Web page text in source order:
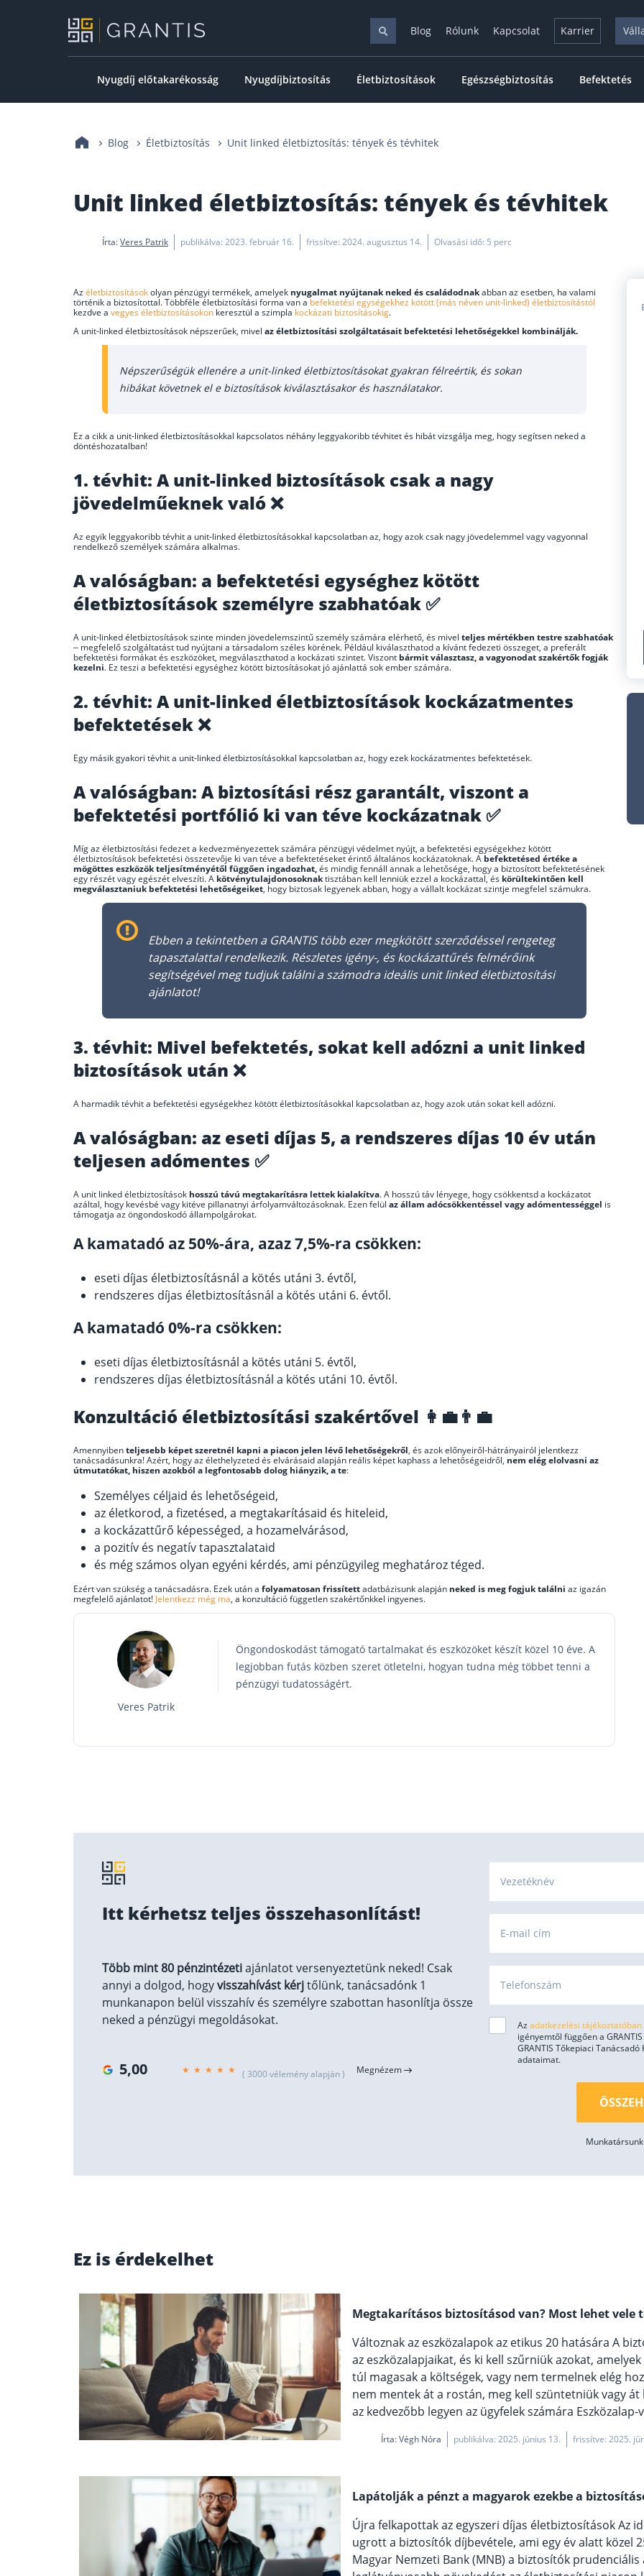
Blog Rólunk Kapcsolat Karrier
Nyugdíj előtakarékosság Nyugdíjbiztosítás Életbiztosítások Egészségbiztosítás Befektetés
Blog Életbiztosítás Unit linked életbiztosítás: tények és tévhitek
Unit linked életbiztosítás: tények és tévhitek
Írta:Veres Patrik publikálva: 2023. február 16. frissítve: 2024. augusztus 14. Olvasási idő: 5 perc
Azéletbiztosításokolyan pénzügyi termékek, amelyek nyugalmat nyújtanak neked és családodnakabban az esetben, ha valami
történik a biztosítottal. Többféle életbiztosítási forma van a befektetési egységekhez kötött (más néven unit-linked) életbiztosítástól
kezdve a vegyes életbiztosításokon keresztül a szimpla kockázati biztosításokig.
A unit-linked életbiztosítások népszerűek, mivel az életbiztosítási szolgáltatásait befektetési lehetőségekkel kombinálják.
Népszerűségük ellenére a unit-linked életbiztosításokat gyakran félreértik, és sokan
hibákat követnek el e biztosítások kiválasztásakor és használatakor.
Ez a cikk a unit-linked életbiztosításokkal kapcsolatos néhány leggyakoribb tévhitet és hibát vizsgálja meg, hogy segítsen neked a
döntéshozatalban!
1. tévhit: A unit-linked biztosítások csak a nagy
jövedelműeknek való ❌
Az egyik leggyakoribb tévhit a unit-linked életbiztosításokkal kapcsolatban az, hogy azok csak nagy jövedelemmel vagy vagyonnal
rendelkező személyek számára alkalmas.
A valóságban: a befektetési egységhez kötött
életbiztosítások személyre szabhatóak ✅
A unit-linked életbiztosítások szinte minden jövedelemszintű személy számára elérhető, és mivel teljes mértékben testre szabhatóak
– megfelelő szolgáltatást tud nyújtani a társadalom széles körének. Például kiválaszthatod a kívánt fedezeti összeget, a preferált
befektetési formákat és eszközöket, megválaszthatod a kockázati szintet. Viszont bármit választasz, a vagyonodat szakértők fogják
kezelni. Ez teszi a befektetési egységhez kötött biztosításokat jó ajánlattá sok ember számára.
2. tévhit: A unit-linked életbiztosítások kockázatmentes
befektetések ❌
Egy másik gyakori tévhit a unit-linked életbiztosításokkal kapcsolatban az, hogy ezek kockázatmentes befektetések.
A valóságban: A biztosítási rész garantált, viszont a
befektetési portfólió ki van téve kockázatnak ✅
Míg az életbiztosítási fedezet a kedvezményezettek számára pénzügyi védelmet nyújt, a befektetési egységekhez kötött
életbiztosítások befektetési összetevője ki van téve a befektetéseket érintő általános kockázatoknak. A befektetésed értéke a
mögöttes eszközök teljesítményétől függően ingadozhat,és mindig fennáll annak a lehetősége, hogy a biztosított befektetésének
egy részét vagy egészét elveszíti. A kötvénytulajdonosoknaktisztában kell lenniük ezzel a kockázattal, és körültekintően kell
megválasztaniuk befektetési lehetőségeiket, hogy biztosak legyenek abban, hogy a vállalt kockázat szintje megfelel számukra.
Ebben a tekintetben a GRANTIS több ezer megkötött szerződéssel rengeteg
tapasztalattal rendelkezik. Részletes igény-, és kockázattűrés felmérőink
segítségével meg tudjuk találni a számodra ideális unit linked életbiztosítási
ajánlatot!
3. tévhit: Mivel befektetés, sokat kell adózni a unit linked
biztosítások után ❌
A harmadik tévhit a befektetési egységekhez kötött életbiztosításokkal kapcsolatban az, hogy azok után sokat kell adózni.
A valóságban: az eseti díjas 5, a rendszeres díjas 10 év után
teljesen adómentes ✅
A unit linked életbiztosítások hosszú távú megtakarításra lettek kialakítva. A hosszú táv lényege, hogy csökkentsd a kockázatot
azáltal, hogy kevésbé vagy kitéve pillanatnyi árfolyamváltozásoknak. Ezen felül az állam adócsökkentéssel vagy adómentességgel is
támogatja az öngondoskodó állampolgárokat.
A kamatadó az 50%-ára, azaz 7,5%-ra csökken:
eseti díjas életbiztosításnál a kötés utáni 3. évtől,
rendszeres díjas életbiztosításnál a kötés utáni 6. évtől.
A kamatadó 0%-ra csökken:
eseti díjas életbiztosításnál a kötés utáni 5. évtől,
rendszeres díjas életbiztosításnál a kötés utáni 10. évtől.
Konzultáció életbiztosítási szakértővel 👩‍💼👨‍💼
Amennyibenteljesebb képet szeretnél kapni a piacon jelen lévő lehetőségekről, és azok előnyeiről-hátrányairól jelentkezz
tanácsadásunkra! Azért, hogy az élethelyzeted és elvárásaid alapján reális képet kaphass a lehetőségeidről, nem elég elolvasni az
útmutatókat, hiszen azokból a legfontosabb dolog hiányzik, a te:
Személyes céljaid és lehetőségeid,
az életkorod, a fizetésed, a megtakarításaid és hiteleid,
a kockázattűrő képességed, a hozamelvárásod,
a pozitív és negatív tapasztalataid
és még számos olyan egyéni kérdés, ami pénzügyileg meghatároz téged.
Ezért van szükség a tanácsadásra. Ezek után a folyamatosan frissítettadatbázisunk alapján neked is meg fogjuk találni az igazán
megfelelő ajánlatot! Jelentkezz még ma, a konzultáció független szakértőnkkel ingyenes.
Veres Patrik
Öngondoskodást támogató tartalmakat és eszközöket készít közel 10 éve. A
legjobban futás közben szeret ötletelni, hogyan tudna még többet tenni a
pénzügyi tudatosságért.
Itt kérhetsz teljes összehasonlítást!
Több mint 80 pénzintézetiajánlatot versenyeztetünk neked! Csak
annyi a dolgod, hogyvisszahívást kérjtőlünk, tanácsadónk 1
munkanapon belül visszahív és személyre szabottan hasonlítja össze
neked a pénzügyi megoldásokat.
5,00 ( 3000 vélemény alapján ) Megnézem
Vezetéknév
E-mail cím
Telefonszám
Az adatkezelési tájékoztatóban
igényemtől függően a
GRANTIS Tőkepiaci
adataimat.
Ez is érdekelhet
Megtakarításos biztosításod van? Most lehet vele
Változnak az eszközalapok az etikus 20 hatására A
az eszközalapjaikat, és ki kell szűrniük azokat,
túl magasak a költségek, vagy nem termelnek elég
nem mentek át a rostán, meg kell szüntetniük vagy
az kedvezőbb legyen az ügyfelek számára
Írta:Végh Nóra publikálva: 2025. június 13. frissítve: 2025.
Lapátolják a pénzt a magyarok ezekbe a
Újra felkapottak az egyszeri díjas életbiztosítások Az
ugrott a biztosítók díjbevétele, ami egy év alatt közel
Magyar Nemzeti Bank (MNB) a biztosítók